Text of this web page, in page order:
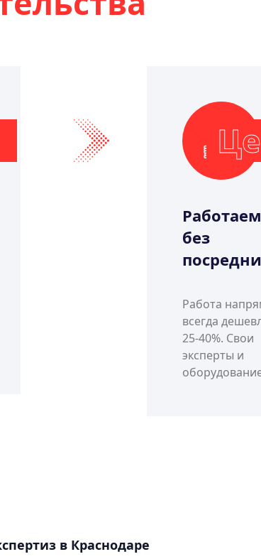
Работаем
без
Работа
всегда
25-40%. Свои
эксперты и
в Краснодаре